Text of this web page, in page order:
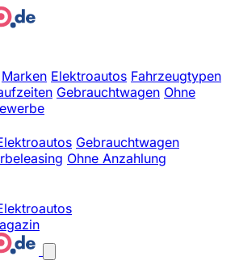
Marken Elektroautos Fahrzeugtypen
Gebrauchtwagen Ohne
Gebrauchtwagen
Ohne Anzahlung